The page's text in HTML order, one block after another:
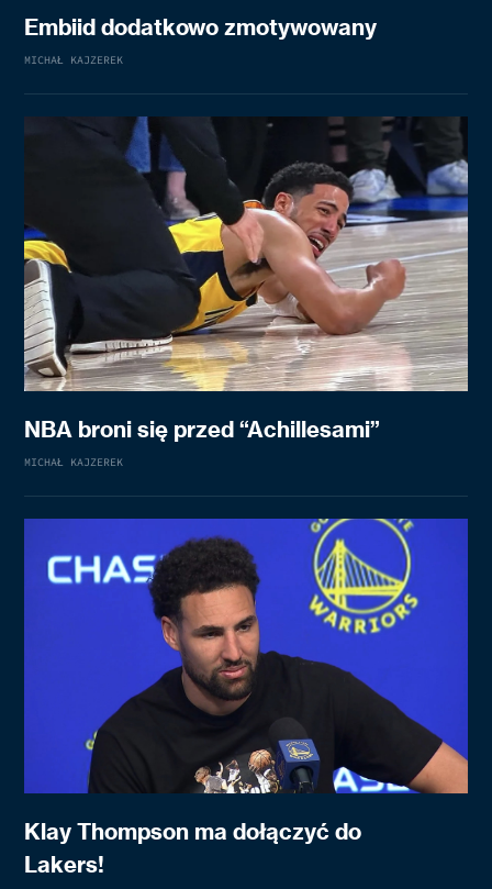
Embiid dodatkowo zmotywowany
MICHAŁ KAJZEREK
NBA broni się przed “Achillesami”
MICHAŁ KAJZEREK
Klay Thompson ma dołączyć do
Lakers!